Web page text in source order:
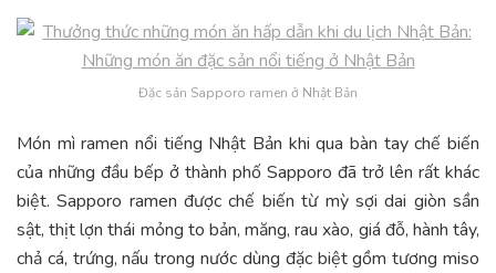
Đặc sản Sapporo ramen ở Nhật Bản
Món mì ramen nổi tiếng Nhật Bản khi qua bàn tay chế biến
của những đầu bếp ở thành phố Sapporo đã trở lên rất khác
biệt. Sapporo ramen được chế biến từ mỳ sợi dai giòn sần
sật, thịt lợn thái mỏng to bản, măng, rau xào, giá đỗ, hành tây,
chả cá, trứng, nấu trong nước dùng đặc biệt gồm tương miso